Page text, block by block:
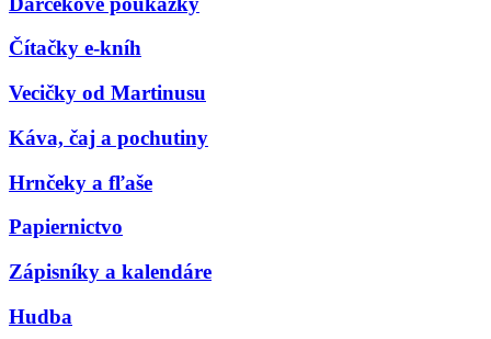
Čítačky e-kníh
Vecičky od Martinusu
Káva, čaj a pochutiny
Hrnčeky a fľaše
Papiernictvo
Zápisníky a kalendáre
Hudba